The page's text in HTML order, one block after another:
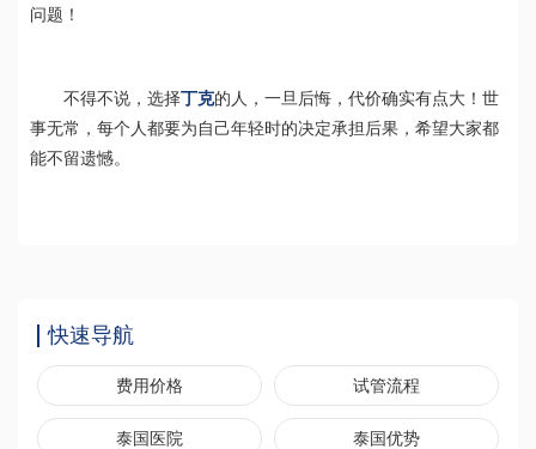
问题！
不得不说，选择丁克的人，一旦后悔，代价确实有点大！世
事无常，每个人都要为自己年轻时的决定承担后果，希望大家都
能不留遗憾。
快速导航
费用价格 试管流程
泰国医院 泰国优势